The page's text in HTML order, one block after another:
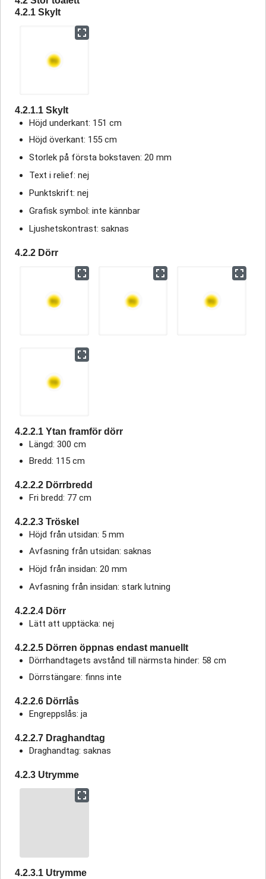
4.2.1 Skylt
4.2.1.1 Skylt
Höjd underkant: 151 cm
Höjd överkant: 155 cm
Storlek på första bokstaven: 20 mm
Text i relief: nej
Punktskrift: nej
Grafisk symbol: inte kännbar
Ljushetskontrast: saknas
4.2.2 Dörr
4.2.2.1 Ytan framför dörr
Längd: 300 cm
Bredd: 115 cm
4.2.2.2 Dörrbredd
Fri bredd: 77 cm
4.2.2.3 Tröskel
Höjd från utsidan: 5 mm
Avfasning från utsidan: saknas
Höjd från insidan: 20 mm
Avfasning från insidan: stark lutning
4.2.2.4 Dörr
Lätt att upptäcka: nej
4.2.2.5 Dörren öppnas endast manuellt
Dörrhandtagets avstånd till närmsta hinder: 58 cm
Dörrstängare: finns inte
4.2.2.6 Dörrlås
Engreppslås: ja
4.2.2.7 Draghandtag
Draghandtag: saknas
4.2.3 Utrymme
4.2.3.1 Utrymme